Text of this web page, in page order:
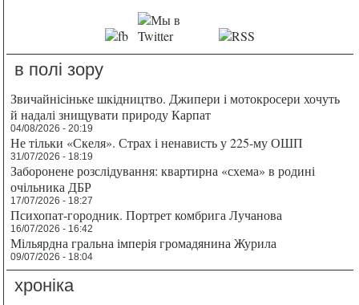
в полі зору
Звичайнісіньке шкідництво. Джипери і мотокросери хочуть
й надалі знищувати природу Карпат
04/08/2026 - 20:19
Не тільки «Скеля». Страх і ненависть у 225-му ОШП
31/07/2026 - 18:19
Заборонене розслідування: квартирна «схема» в родині
очільника ДБР
17/07/2026 - 18:27
Психопат-городник. Портрет комбрига Лучанова
16/07/2026 - 16:42
Мільярдна гральна імперія громадянина Журила
09/07/2026 - 18:04
хроніка